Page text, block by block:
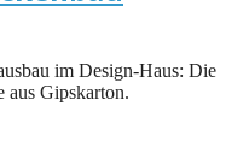
im Design-Haus: Die
aus Gipskarton.